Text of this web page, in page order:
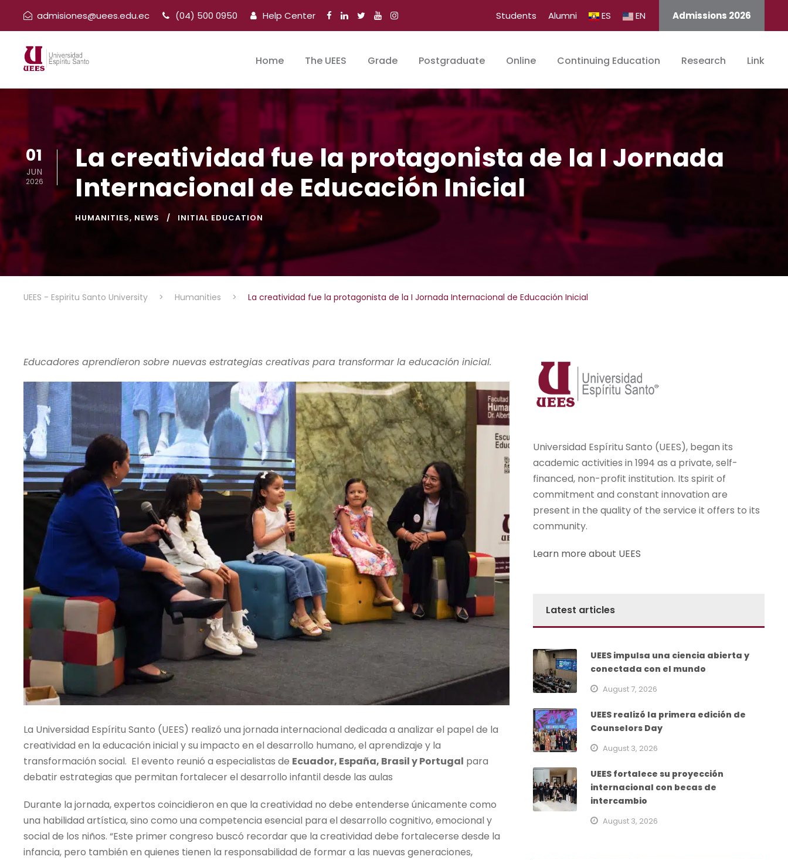
admisiones@uees.edu.ec (04) 500 0950 Help Center Students Alumni ES EN Admissions 2026
Home The UEES Grade Postgraduate Online Continuing Education Research Link
01
JUN
2026
La creatividad fue la protagonista de la I Jornada
Internacional de Educación Inicial
HUMANITIES, NEWS INITIAL EDUCATION
UEES - Espiritu Santo University > Humanities > La creatividad fue la protagonista de la I Jornada Internacional de Educación Inicial
Educadores aprendieron sobre nuevas estrategias creativas para transformar la educación inicial.
La Universidad Espíritu Santo (UEES) realizó una jornada internacional dedicada a analizar el papel de la
creatividad en la educación inicial y su impacto en el desarrollo humano, el aprendizaje y la
transformación social. El evento reunió a especialistas de Ecuador, España, Brasil y Portugal para
debatir estrategias que permitan fortalecer el desarrollo infantil desde las aulas
Durante la jornada, expertos coincidieron en que la creatividad no debe entenderse únicamente como
una habilidad artística, sino como una competencia esencial para el desarrollo cognitivo, emocional y
social de los niños. “Este primer congreso buscó recordar que la creatividad debe fortalecerse desde la
infancia, pero también en quienes tienen la responsabilidad de formar a las nuevas generaciones,
Universidad Espíritu Santo (UEES), began its
academic activities in 1994 as a private, self-
financed, non-profit institution. Its spirit of
commitment and constant innovation are
present in the quality of the service it offers to its
community.
Learn more about UEES
Latest articles
UEES impulsa una ciencia abierta y
conectada con el mundo
August 7, 2026
UEES realizó la primera edición de
Counselors Day
August 3, 2026
UEES fortalece su proyección
internacional con becas de
intercambio
August 3, 2026